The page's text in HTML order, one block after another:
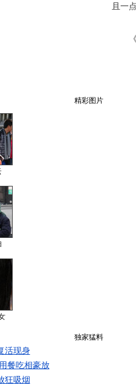
且一
《
精彩图片
独家猛料
活现身
餐吃相豪放
狂吸烟